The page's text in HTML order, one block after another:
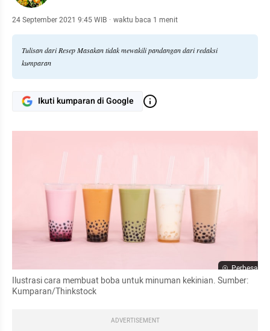
24 September 2021 9:45 WIB · waktu baca 1 menit
Tulisan dari Resep Masakan tidak mewakili pandangan dari redaksi
kumparan
Ikuti kumparan di Google
Perbesar
Ilustrasi cara membuat boba untuk minuman kekinian. Sumber:
Kumparan/Thinkstock
ADVERTISEMENT